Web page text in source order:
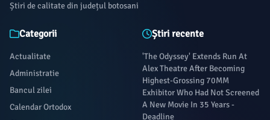
Știri de calitate din județul botosani
Categorii
Actualitate
Administratie
Bancul zilei
Calendar Ortodox
Știri recente
'The Odyssey' Extends Run At
Alex Theatre After Becoming
Highest-Grossing 70MM
Exhibitor Who Had Not Screened
A New Movie In 35 Years -
Deadline